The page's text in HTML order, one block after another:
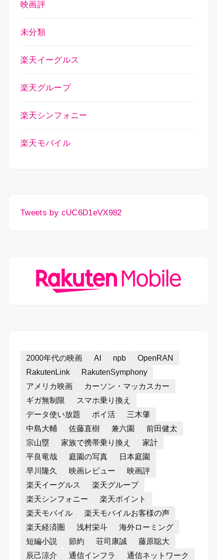
映画評
未分類
楽天イーグルス
楽天グループ
楽天シンフォニー
楽天モバイル
Tweets by cUC6D1eVX982
2000年代の映画 AI npb
OpenRAN
RakutenLink
RakutenSymphony
アメリカ映画
カーソン・マッカスカー
ギガ無制限
スマホ乗り換え
データ使い放題
ポイ活
三木肇
中島大輔
佐藤直樹 兼六園
前田健太
宗山塁
家族で携帯乗り換え
家計
平良竜哉
庭園の写真
日本庭園
早川隆久
映画レビュー
映画評
楽天イーグルス
楽天グループ
楽天シンフォニー
楽天ポイント
楽天モバイル
楽天モバイルお客様の声
楽天経済圏
浅村栄斗
海外ローミング
短編小説
節約 荘司康誠
藤原聡大
辰己涼介
通信インフラ
通信ネットワーク